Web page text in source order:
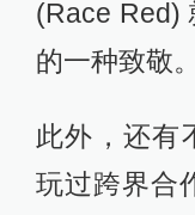
(Race Red)
的一种致敬。
此外，还有
玩过跨界合